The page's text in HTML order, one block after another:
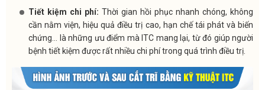
Tiết kiệm chi phí: Thời gian hồi phục nhanh chóng, không
cần nằm viện, hiệu quả điều trị cao, hạn chế tái phát và biến
chứng… là những ưu điểm mà ITC mang lại, từ đó giúp người
bệnh tiết kiệm được rất nhiều chi phí trong quá trình điều trị.